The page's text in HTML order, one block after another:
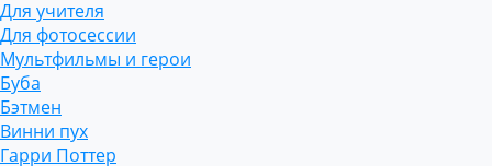
Для учителя
Для фотосессии
Мультфильмы и герои
Буба
Бэтмен
Винни пух
Гарри Поттер